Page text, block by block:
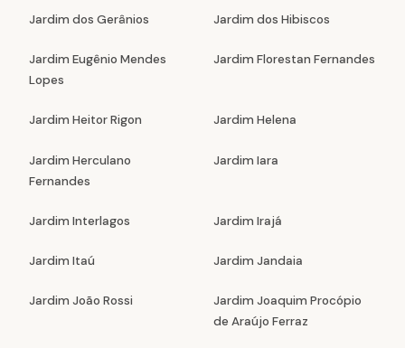
Jardim dos Gerânios Jardim dos Hibiscos
Jardim Eugênio Mendes
Lopes
Jardim Florestan Fernandes
Jardim Heitor Rigon Jardim Helena
Jardim Herculano
Fernandes
Jardim Iara
Jardim Interlagos Jardim Irajá
Jardim Itaú Jardim Jandaia
Jardim João Rossi
Jardim Joaquim Procópio
de Araújo Ferraz